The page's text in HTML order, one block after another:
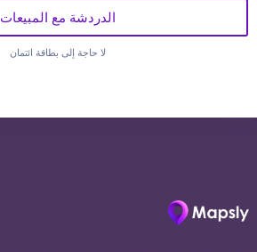
الدردشة مع المبيعات
لا حاجة إلى بطاقة ائتمان